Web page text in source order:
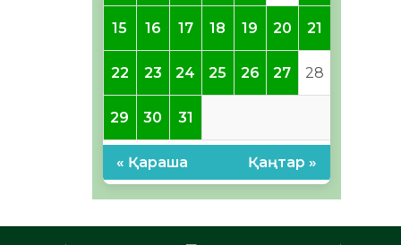
15 16 17 18 19 20 21
22 23 24 25 26 27 28
29 30 31
« Қараша Қаңтар »